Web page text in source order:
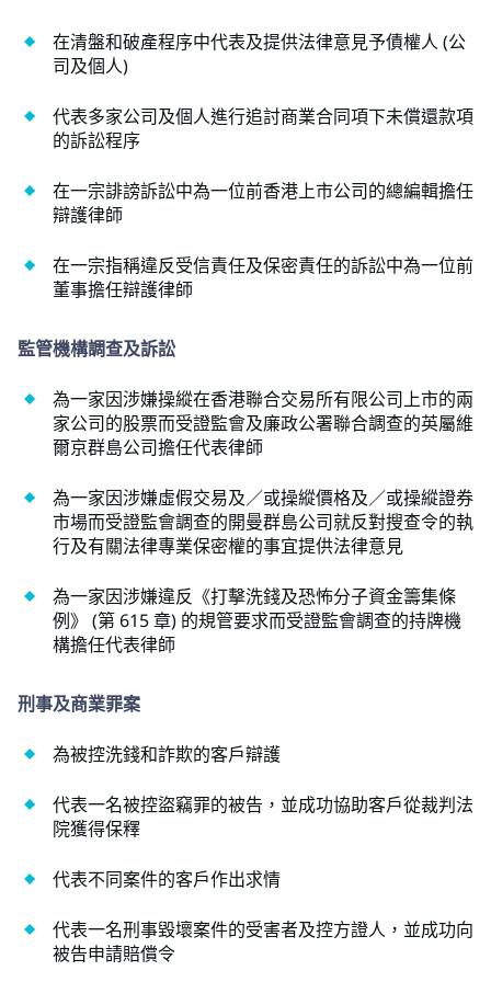
在清盤和破產程序中代表及提供法律意見予債權人 (公
司及個人)
代表多家公司及個人進行追討商業合同項下未償還款項
的訴訟程序
在一宗誹謗訴訟中為一位前香港上市公司的總編輯擔任
辯護律師
在一宗指稱違反受信責任及保密責任的訴訟中為一位前
董事擔任辯護律師
監管機構調查及訴訟
為一家因涉嫌操縱在香港聯合交易所有限公司上市的兩
家公司的股票而受證監會及廉政公署聯合調查的英屬維
爾京群島公司擔任代表律師
為一家因涉嫌虛假交易及／或操縱價格及／或操縱證券
市場而受證監會調查的開曼群島公司就反對搜查令的執
行及有關法律專業保密權的事宜提供法律意見
為一家因涉嫌違反《打擊洗錢及恐怖分子資金籌集條
例》 (第 615 章) 的規管要求而受證監會調查的持牌機
構擔任代表律師
刑事及商業罪案
為被控洗錢和詐欺的客戶辯護
代表一名被控盜竊罪的被告，並成功協助客戶從裁判法
院獲得保釋
代表不同案件的客戶作出求情
代表一名刑事毀壞案件的受害者及控方證人，並成功向
被告申請賠償令